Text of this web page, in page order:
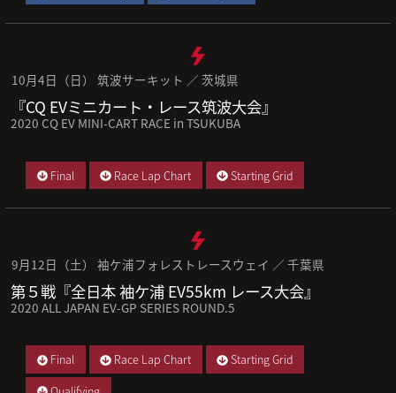
10月4日（日） 筑波サーキット ／ 茨城県
『CQ EVミニカート・レース筑波大会』
2020 CQ EV MINI-CART RACE in TSUKUBA
Final Race Lap Chart Starting Grid
9月12日（土） 袖ケ浦フォレストレースウェイ ／ 千葉県
第５戦『全日本 袖ケ浦 EV55km レース大会』
2020 ALL JAPAN EV-GP SERIES ROUND.5
Final Race Lap Chart
Starting Grid